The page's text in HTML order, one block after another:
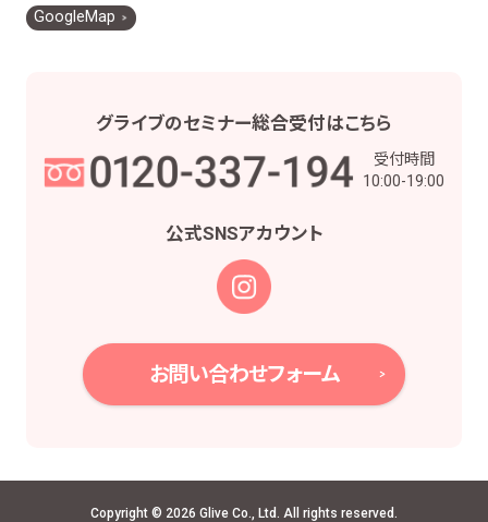
GoogleMap
グライブのセミナー総合受付はこちら
受付時間
10:00-19:00
公式SNSアカウント
お問い合わせフォーム
Copyright © 2026 Glive Co., Ltd. All rights reserved.